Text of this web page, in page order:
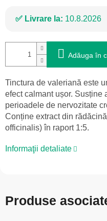
Livrare la: 10.8.2026
Adăuga în
Tinctura de valeriană este
efect calmant ușor. Susține
perioadele de nervozitate
Conține extract din
officinalis) în raport 1:5.
Informaţii detaliate
Produse